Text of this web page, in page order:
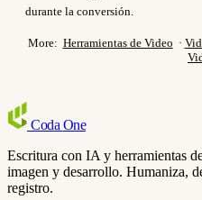
durante la conversión.
More: Herramientas de Video ·
Coda One
Escritura con IA y herramientas
imagen y desarrollo. Humaniza,
registro.